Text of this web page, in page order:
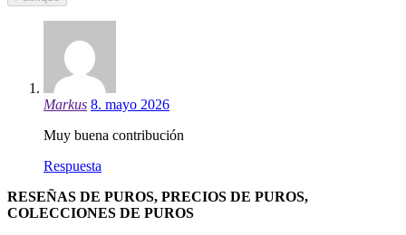
Markus 8. mayo 2026
Muy buena contribución
Respuesta
RESEÑAS DE PUROS, PRECIOS DE PUROS,
COLECCIONES DE PUROS